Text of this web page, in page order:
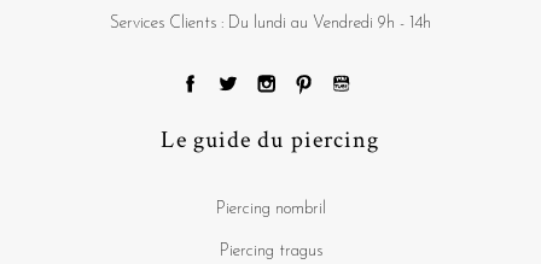
Services Clients : Du lundi au Vendredi 9h - 14h
Le guide du piercing
Piercing nombril
Piercing tragus